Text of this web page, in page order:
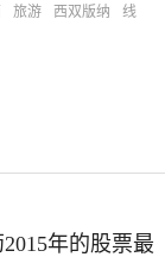
旅游 西双版纳
线
年的股票最